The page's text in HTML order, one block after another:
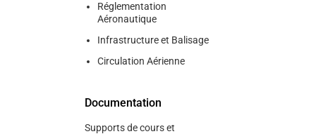
Réglementation
Aéronautique
Infrastructure et Balisage
Circulation Aérienne
Documentation
Supports de cours et